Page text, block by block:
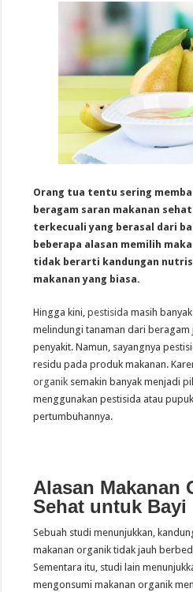
Orang tua tentu sering
beragam saran makanan
terkecuali yang berasal dari
beberapa alasan memilih
tidak berarti kandungan
makanan yang biasa.
Hingga kini,pestisida masih
melindungi tanaman dari beragam
penyakit. Namun, sayangnya
residu pada produk makanan.
organik semakin banyak menjadi
menggunakan pestisida atau
pertumbuhannya.
Alasan Makanan
Sehat untuk Bayi
Sebuah studi menunjukkan,
makanan organik tidak jauh
Sementara itu, studi lain
mengonsumi makanan organik